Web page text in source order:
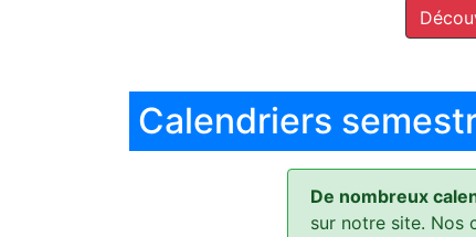
Calendriers
De nombreux
sur notre site. Nos